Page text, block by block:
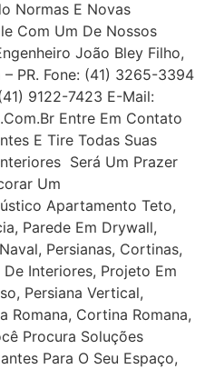
Normas E Novas
Com Um De Nossos
João Bley Filho,
PR. Fone: (41) 3265-3394
9122-7423 E-Mail:
Entre Em Contato
E Tire Todas Suas
Será Um Prazer
Um
Apartamento Teto,
Parede Em Drywall,
Persianas, Cortinas,
Interiores, Projeto Em
Persiana Vertical,
Romana, Cortina Romana,
Procura Soluções
Para O Seu Espaço,